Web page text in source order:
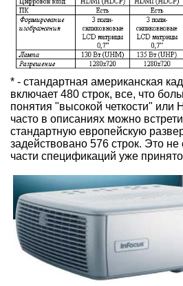
* - стандартная американская
включает 480 строк, все, что
понятия "высокой четкости" или
часто в описаниях можно
стандартную европейскую
задействовано 576 строк. Это
части спецификаций уже